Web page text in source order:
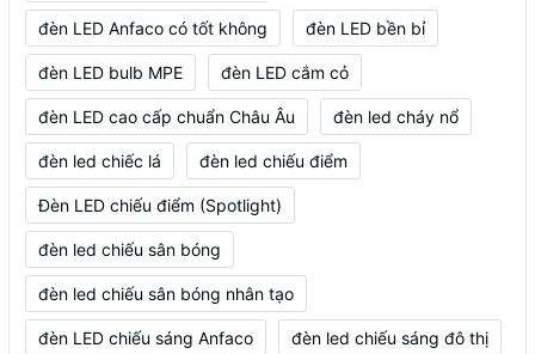
đèn LED Anfaco có tốt không đèn LED bền bỉ
đèn LED bulb MPE đèn LED cắm cỏ
đèn LED cao cấp chuẩn Châu Âu đèn led cháy nổ
đèn led chiếc lá đèn led chiếu điểm
Đèn LED chiếu điểm (Spotlight)
đèn led chiếu sân bóng
đèn led chiếu sân bóng nhân tạo
đèn LED chiếu sáng Anfaco đèn led chiếu sáng đô thị